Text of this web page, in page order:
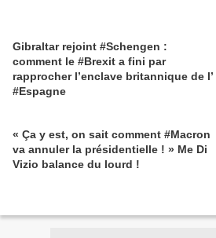
Gibraltar rejoint #Schengen :
comment le #Brexit a fini par
rapprocher l’enclave britannique de l’
#Espagne
« Ça y est, on sait comment #Macron
va annuler la présidentielle ! » Me Di
Vizio balance du lourd !